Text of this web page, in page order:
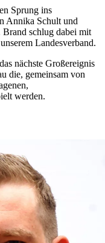
Sprung ins
Annika Schult und
schlug dabei mit
Landesverband.
nächste Großereignis
die, gemeinsam von
werden.